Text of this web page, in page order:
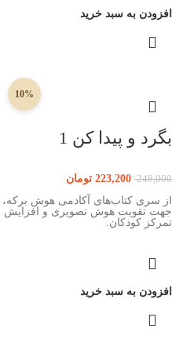
افزودن به سبد خرید
10%
بگرد و پیدا کن 1
248,000
223,200 تومان
از سری کتاب‌های آکادمی هوش برکه،
جهت تقویت هوش تصویری و افزایش
تمرکز کودکان.
افزودن به سبد خرید